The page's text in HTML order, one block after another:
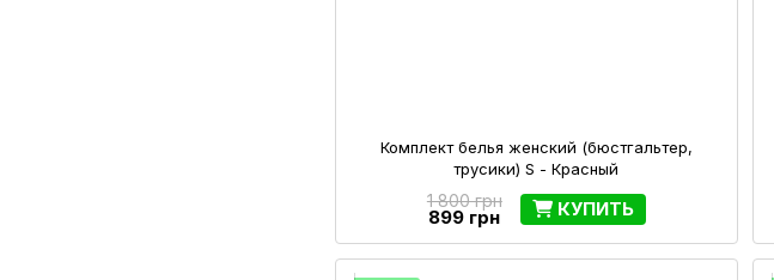
Комплект белья женский (бюстгальтер,
трусики) S - Красный
1 800 грн
899 грн КУПИТЬ